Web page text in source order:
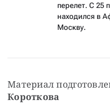
перелет. С 25
находился в
Москву.
Материал
Короткова